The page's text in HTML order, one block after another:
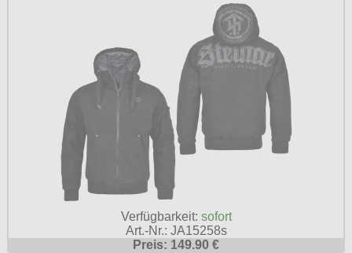
Verfügbarkeit: sofort
Art.-Nr.: JA15258s
Preis: 149.90 €